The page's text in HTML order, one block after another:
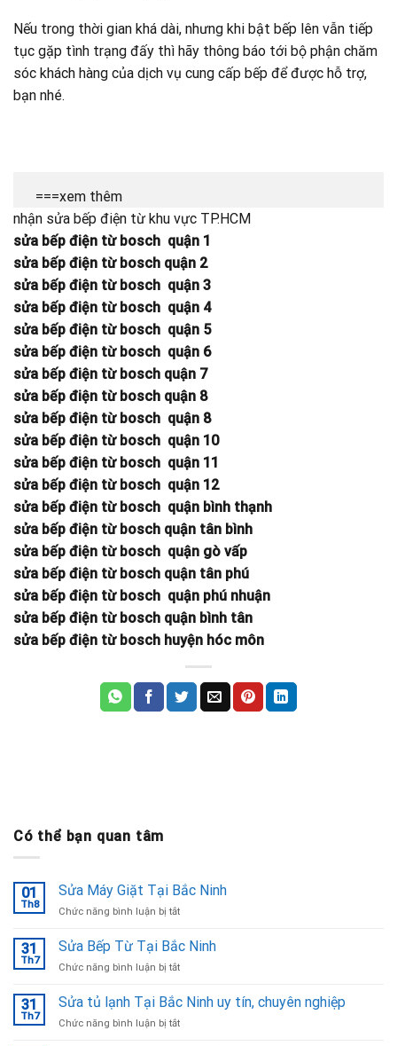
Nếu trong thời gian khá dài, nhưng khi bật bếp lên vẫn tiếp
tục gặp tình trạng đấy thì hãy thông báo tới bộ phận chăm
sóc khách hàng của dịch vụ cung cấp bếp để được hỗ trợ,
bạn nhé.
===xem thêm
nhận sửa bếp điện từ khu vực TP.HCM
sửa bếp điện từ bosch quận 1
sửa bếp điện từ bosch quận 2
sửa bếp điện từ bosch quận 3
sửa bếp điện từ bosch quận 4
sửa bếp điện từ bosch quận 5
sửa bếp điện từ bosch quận 6
sửa bếp điện từ bosch quận 7
sửa bếp điện từ bosch quận 8
sửa bếp điện từ bosch quận 8
sửa bếp điện từ bosch quận 10
sửa bếp điện từ bosch quận 11
sửa bếp điện từ bosch quận 12
sửa bếp điện từ bosch quận bình thạnh
sửa bếp điện từ bosch quận tân bình
sửa bếp điện từ bosch quận gò vấp
sửa bếp điện từ bosch quận tân phú
sửa bếp điện từ bosch quận phú nhuận
sửa bếp điện từ bosch quận bình tân
sửa bếp điện từ bosch huyện hóc môn
Có thể bạn quan tâm
01
Th8
Sửa Máy Giặt Tại Bắc Ninh
Chức năng bình luận bị tắtở
Máy
Tại
Ninh
31
Th7
Sửa Bếp Từ Tại Bắc Ninh
Chức năng bình luận bị tắtở
Bếp
Tại
31
Th7
Sửa tủ lạnh Tại Bắc Ninh uy tín, chuyên nghiệp
Chức năng bình luận bị tắtở